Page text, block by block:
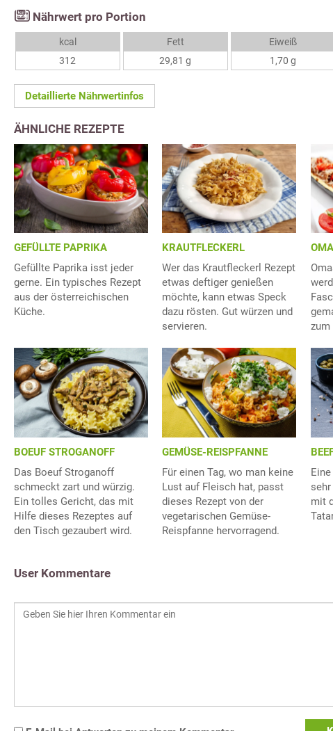
Nährwert pro Portion
kcal
312
Fett
29,81 g
Eiweiß
1,70 g
Detaillierte Nährwertinfos
ÄHNLICHE REZEPTE
GEFÜLLTE PAPRIKA
Gefüllte Paprika isst jeder
gerne. Ein typisches Rezept
aus der österreichischen
Küche.
KRAUTFLECKERL
Wer das Krautfleckerl Rezept
etwas deftiger genießen
möchte, kann etwas Speck
dazu rösten. Gut würzen und
servieren.
zum
BOEUF STROGANOFF
Das Boeuf Stroganoff
schmeckt zart und würzig.
Ein tolles Gericht, das mit
Hilfe dieses Rezeptes auf
den Tisch gezaubert wird.
GEMÜSE-REISPFANNE
Für einen Tag, wo man keine
Lust auf Fleisch hat, passt
dieses Rezept von der
vegetarischen Gemüse-
Reispfanne hervorragend.
mit
User Kommentare